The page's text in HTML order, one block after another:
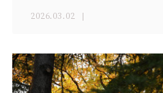
2026.03.02